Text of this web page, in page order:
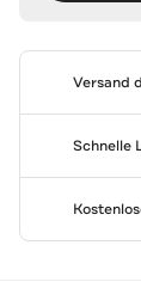
Versand
Schnelle